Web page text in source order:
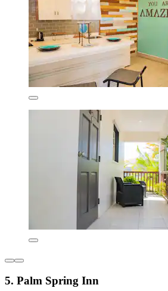
5. Palm Spring Inn